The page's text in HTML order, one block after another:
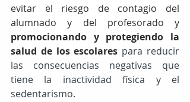
evitar el riesgo de contagio del
promocionando y protegiendo la
salud de los escolares para reducir
las consecuencias negativas que
tiene la inactividad física y el
sedentarismo.